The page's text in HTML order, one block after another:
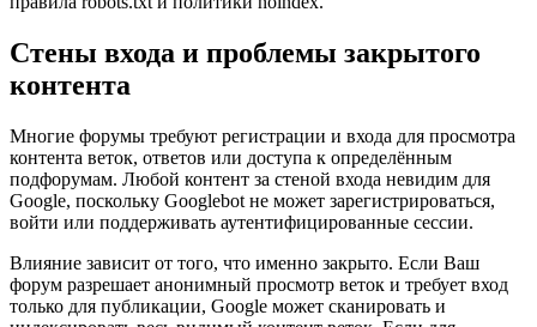
Стены входа и проблемы закрытого
контента
Многие форумы требуют регистрации и входа для просмотра
контента веток, ответов или доступа к определённым
подфорумам. Любой контент за стеной входа невидим для
Google, поскольку Googlebot не может зарегистрироваться,
войти или поддерживать аутентифицированные сессии.
Влияние зависит от того, что именно закрыто. Если Ваш
форум разрешает анонимный просмотр веток и требует вход
только для публикации, Google может сканировать и